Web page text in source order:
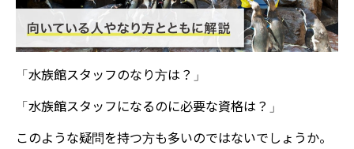
「水族館スタッフのなり方は？」
「水族館スタッフになるのに必要な資格は？」
このような疑問を持つ方も多いのではないでしょうか。